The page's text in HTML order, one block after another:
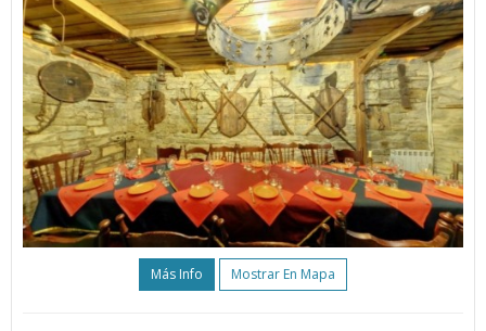
Más Info Mostrar En Mapa